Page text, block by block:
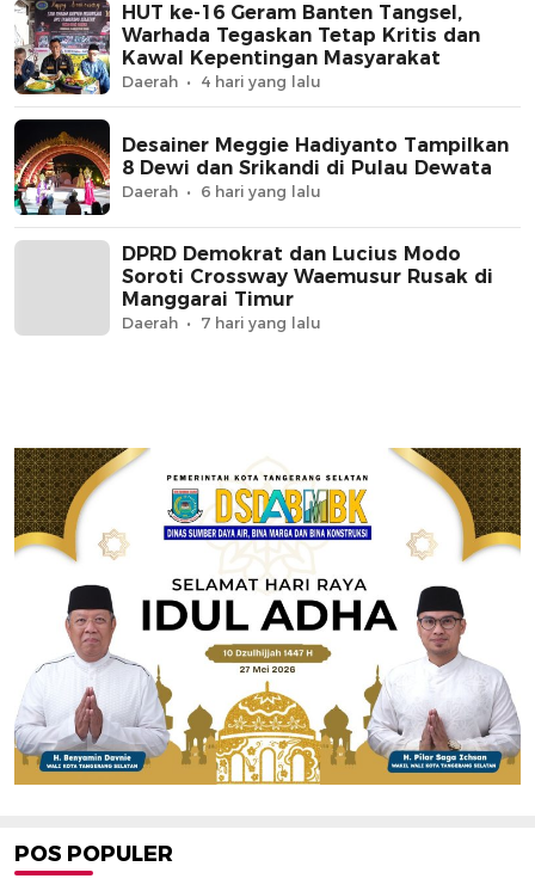
HUT ke-16 Geram Banten Tangsel,
Warhada Tegaskan Tetap Kritis dan
Kawal Kepentingan Masyarakat
Daerah 4 hari yang lalu
Desainer Meggie Hadiyanto Tampilkan
8 Dewi dan Srikandi di Pulau Dewata
Daerah 6 hari yang lalu
DPRD Demokrat dan Lucius Modo
Soroti Crossway Waemusur Rusak di
Manggarai Timur
Daerah 7 hari yang lalu
POS POPULER